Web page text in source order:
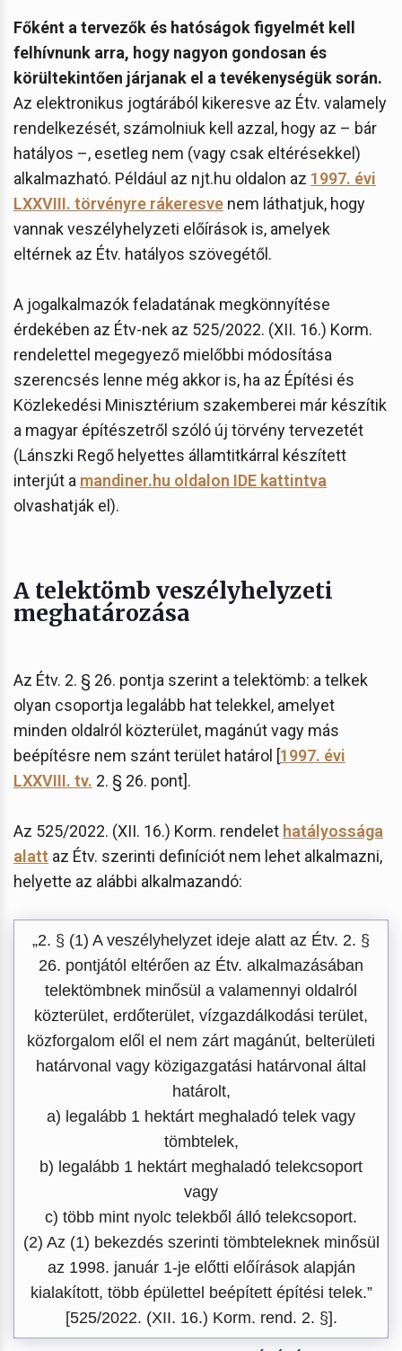
Főként a tervezők és hatóságok figyelmét kell
felhívnunk arra, hogy nagyon gondosan és
körültekintően járjanak el a tevékenységük során.
Az elektronikus jogtárából kikeresve az Étv. valamely
rendelkezését, számolniuk kell azzal, hogy az – bár
hatályos –, esetleg nem (vagy csak eltérésekkel)
alkalmazható. Például az njt.hu oldalon az 1997. évi
LXXVIII. törvényre rákeresve nem láthatjuk, hogy
vannak veszélyhelyzeti előírások is, amelyek
eltérnek az Étv. hatályos szövegétől.
A jogalkalmazók feladatának megkönnyítése
érdekében az Étv-nek az 525/2022. (XII. 16.) Korm.
rendelettel megegyező mielőbbi módosítása
szerencsés lenne még akkor is, ha az Építési és
Közlekedési Minisztérium szakemberei már készítik
a magyar építészetről szóló új törvény tervezetét
(Lánszki Regő helyettes államtitkárral készített
interjút a mandiner.hu oldalon IDE kattintva
olvashatják el).
A telektömb veszélyhelyzeti
meghatározása
Az Étv. 2. § 26. pontja szerint a telektömb: a telkek
olyan csoportja legalább hat telekkel, amelyet
minden oldalról közterület, magánút vagy más
beépítésre nem szánt terület határol [1997. évi
LXXVIII. tv. 2. § 26. pont].
Az 525/2022. (XII. 16.) Korm. rendelet hatályossága
alatt az Étv. szerinti definíciót nem lehet alkalmazni,
helyette az alábbi alkalmazandó:
„2. § (1) A veszélyhelyzet ideje alatt az Étv. 2. §
26. pontjától eltérően az Étv. alkalmazásában
telektömbnek minősül a valamennyi oldalról
közterület, erdőterület, vízgazdálkodási terület,
közforgalom elől el nem zárt magánút, belterületi
határvonal vagy közigazgatási határvonal által
határolt,
a) legalább 1 hektárt meghaladó telek vagy
tömbtelek,
b) legalább 1 hektárt meghaladó telekcsoport
vagy
c) több mint nyolc telekből álló telekcsoport.
(2) Az (1) bekezdés szerinti tömbteleknek minősül
az 1998. január 1-je előtti előírások alapján
kialakított, több épülettel beépített építési telek.”
[525/2022. (XII. 16.) Korm. rend. 2. §].